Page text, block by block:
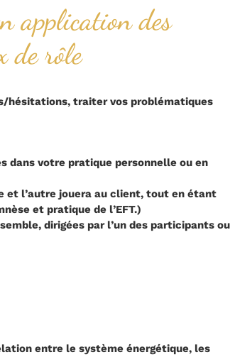
application des
de rôle
hésitations, traiter vos problématiques
dans votre pratique personnelle ou en
et l’autre jouera au client, tout en étant
et pratique de l’EFT.)
dirigées par l’un des participants ou
entre le système énergétique, les